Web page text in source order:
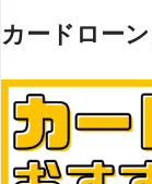
カードロー